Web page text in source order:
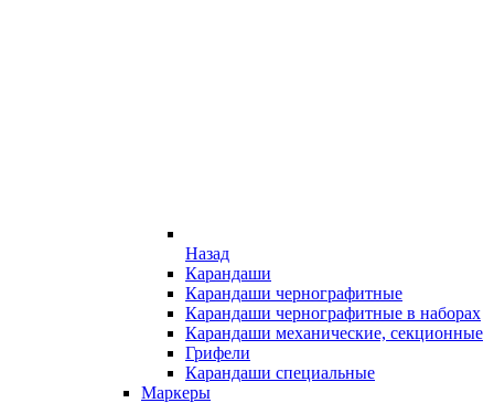
Назад
Карандаши
Карандаши чернографитные
Карандаши чернографитные в наборах
Карандаши механические, секционные
Грифели
Карандаши специальные
Маркеры